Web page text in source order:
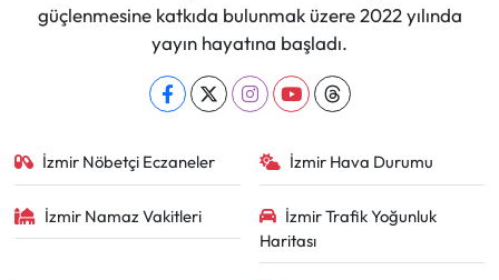
güçlenmesine katkıda bulunmak üzere 2022 yılında
yayın hayatına başladı.
İzmir Nöbetçi Eczaneler İzmir Hava Durumu
İzmir Namaz Vakitleri
İzmir Trafik Yoğunluk
Haritası